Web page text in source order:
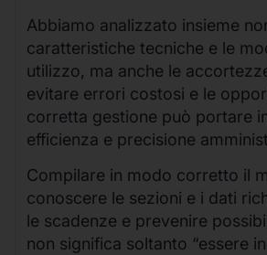
Abbiamo analizzato insieme
caratteristiche tecniche e le
utilizzo, ma anche le
evitare errori costosi e le
corretta gestione può portare
efficienza e precisione
Compilare in modo corretto il
conoscere le sezioni e i dati
le scadenze e prevenire
non significa soltanto “essere